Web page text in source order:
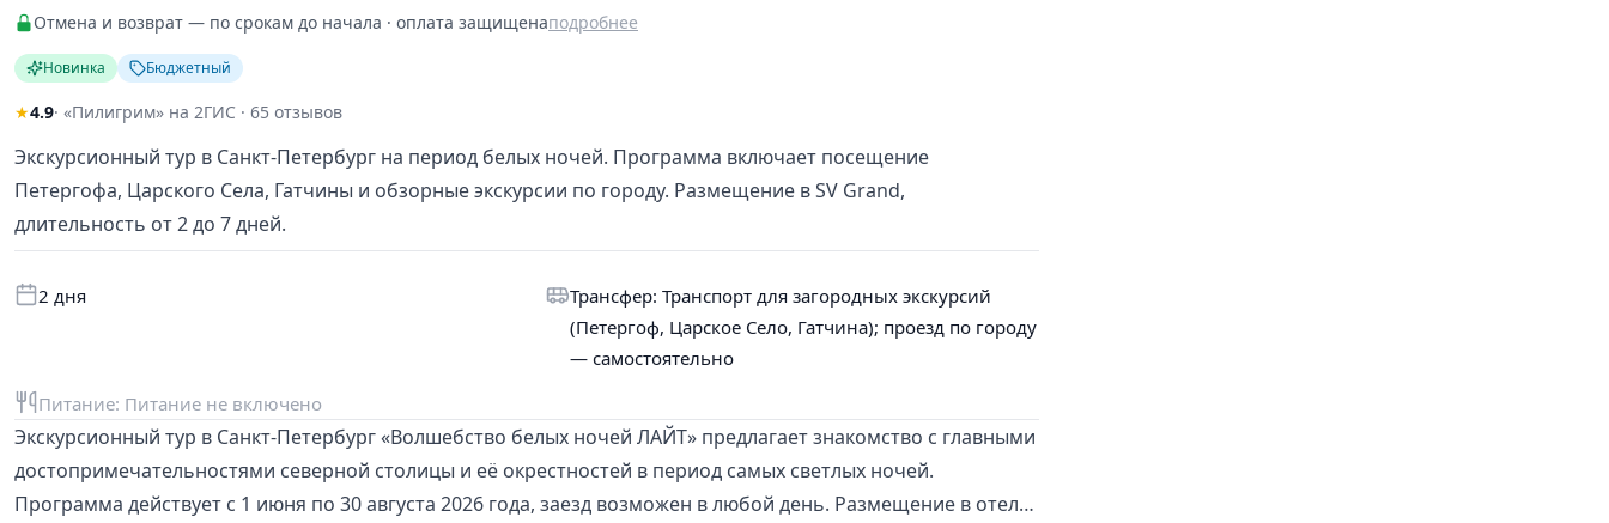
Отмена и возврат — по срокам до начала · оплата защищенаподробнее
Новинка Бюджетный
★4.9· «Пилигрим» на 2ГИС · 65 отзывов
Экскурсионный тур в Санкт-Петербург на период белых ночей. Программа включает посещение
Петергофа, Царского Села, Гатчины и обзорные экскурсии по городу. Размещение в SV Grand,
длительность от 2 до 7 дней.
2 дня
Трансфер: Транспорт для загородных экскурсий
(Петергоф, Царское Село, Гатчина); проезд по городу
— самостоятельно
Питание: Питание не включено
Экскурсионный тур в Санкт-Петербург «Волшебство белых ночей ЛАЙТ» предлагает знакомство с главными
достопримечательностями северной столицы и её окрестностей в период самых светлых ночей.
Программа действует с 1 июня по 30 августа 2026 года, заезд возможен в любой день. Размещение в отеле